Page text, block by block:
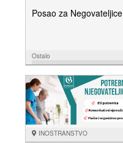
Posao za Negovateljice
Ostalo
NUDIM
INOSTRANSTVO